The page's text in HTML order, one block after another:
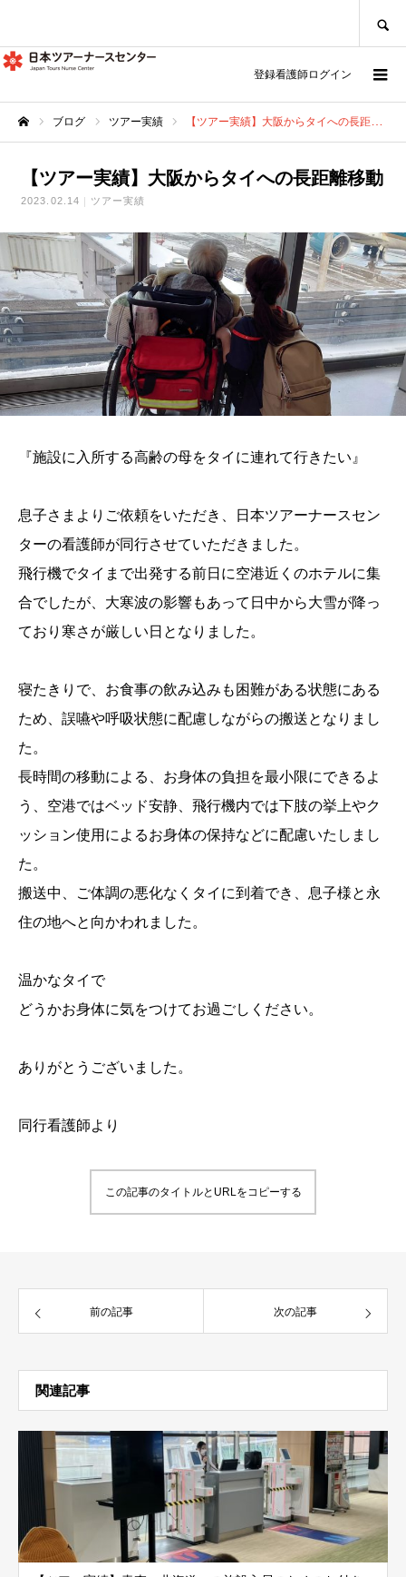
登録看護師ログイン
ブログ ツアー実績 【ツアー実績】大阪からタイへの長距離移動
【ツアー実績】大阪からタイへの長距離移動
2023.02.14 ツアー実績
『施設に入所する高齢の母をタイに連れて行きたい』
息子さまよりご依頼をいただき、日本ツアーナースセン
ターの看護師が同行させていただきました。
飛行機でタイまで出発する前日に空港近くのホテルに集
合でしたが、大寒波の影響もあって日中から大雪が降っ
ており寒さが厳しい日となりました。
寝たきりで、お食事の飲み込みも困難がある状態にある
ため、誤嚥や呼吸状態に配慮しながらの搬送となりまし
た。
長時間の移動による、お身体の負担を最小限にできるよ
う、空港ではベッド安静、飛行機内では下肢の挙上やク
ッション使用によるお身体の保持などに配慮いたしまし
た。
搬送中、ご体調の悪化なくタイに到着でき、息子様と永
住の地へと向かわれました。
温かなタイで
どうかお身体に気をつけてお過ごしください。
ありがとうございました。
同行看護師より
この記事のタイトルとURLをコピーする
前の記事 次の記事
関連記事